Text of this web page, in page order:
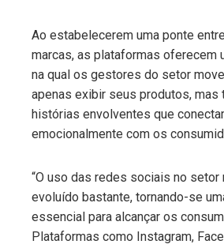
Ao estabelecerem uma ponte
marcas, as plataformas oferecem
na qual os gestores do setor
apenas exibir seus produtos, mas
histórias envolventes que
emocionalmente com os
“O uso das redes sociais no
evoluído bastante, tornando-se
essencial para alcançar os
Plataformas como Instagram,